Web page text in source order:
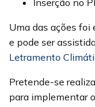
Uma das ações foi
e pode ser
Letramento
Pretende-se
para implementar